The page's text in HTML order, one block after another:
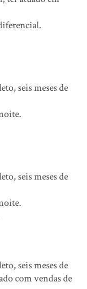
seis meses de
seis meses de
seis meses de
com vendas de